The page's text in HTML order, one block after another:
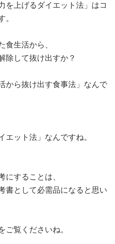
を上げるダイエット法」はコ
。
食生活から、
除して抜け出すか？
から抜け出す食事法」なんで
エット法」なんですね。
にすることは、
書として必需品になると思い
ご覧くださいね。